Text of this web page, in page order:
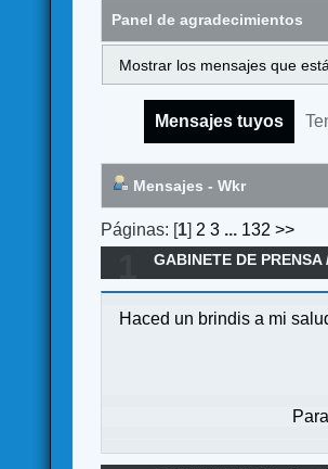
Panel de agradecimientos
Mostrar los mensajes que
Mensajes tuyos
Mensajes - Wkr
Páginas: [1] 2 3 ... 132 >>
GABINETE DE PRENSA
Haced un brindis a mi